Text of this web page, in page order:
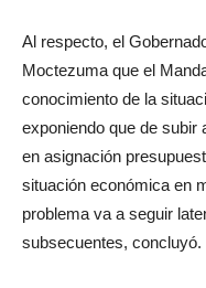
Al respecto, el
Moctezuma que el
conocimiento de la
exponiendo que de subir
en asignación
situación económica en
problema va a seguir
subsecuentes, concluyó.